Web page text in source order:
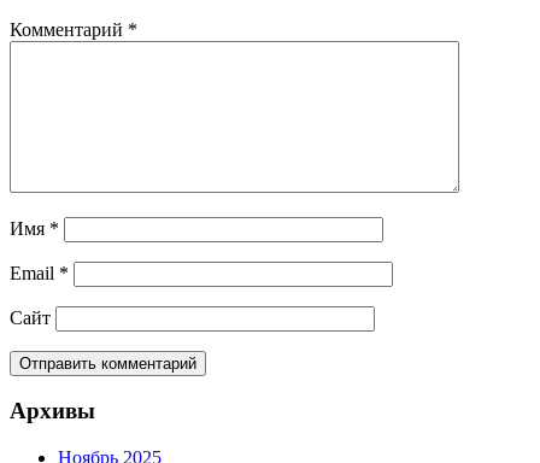
Комментарий *
Имя *
Email *
Сайт
Архивы
Ноябрь 2025